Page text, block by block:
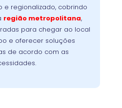
e regionalizado, cobrindo
região metropolitana,
para chegar ao local
e oferecer soluções
de acordo com as
tempo possível,
interrupção da sua rotina.
conforto, confiança e
do primeiro contato à
do serviço.